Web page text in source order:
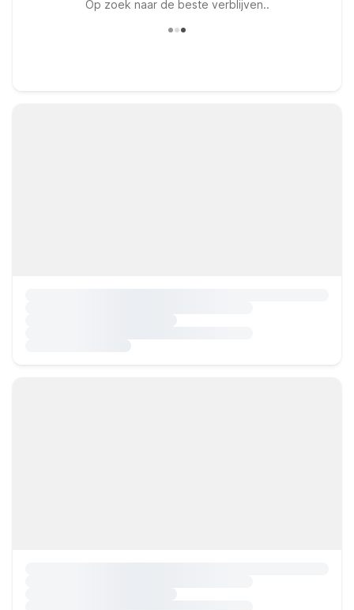
Op zoek naar de beste verblijven..